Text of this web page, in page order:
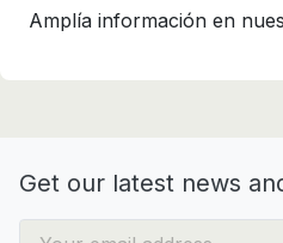
Amplía información en
Get our latest news